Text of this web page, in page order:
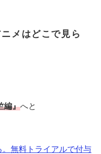
メはどこで見ら
編』へと
無料トライアルで付与